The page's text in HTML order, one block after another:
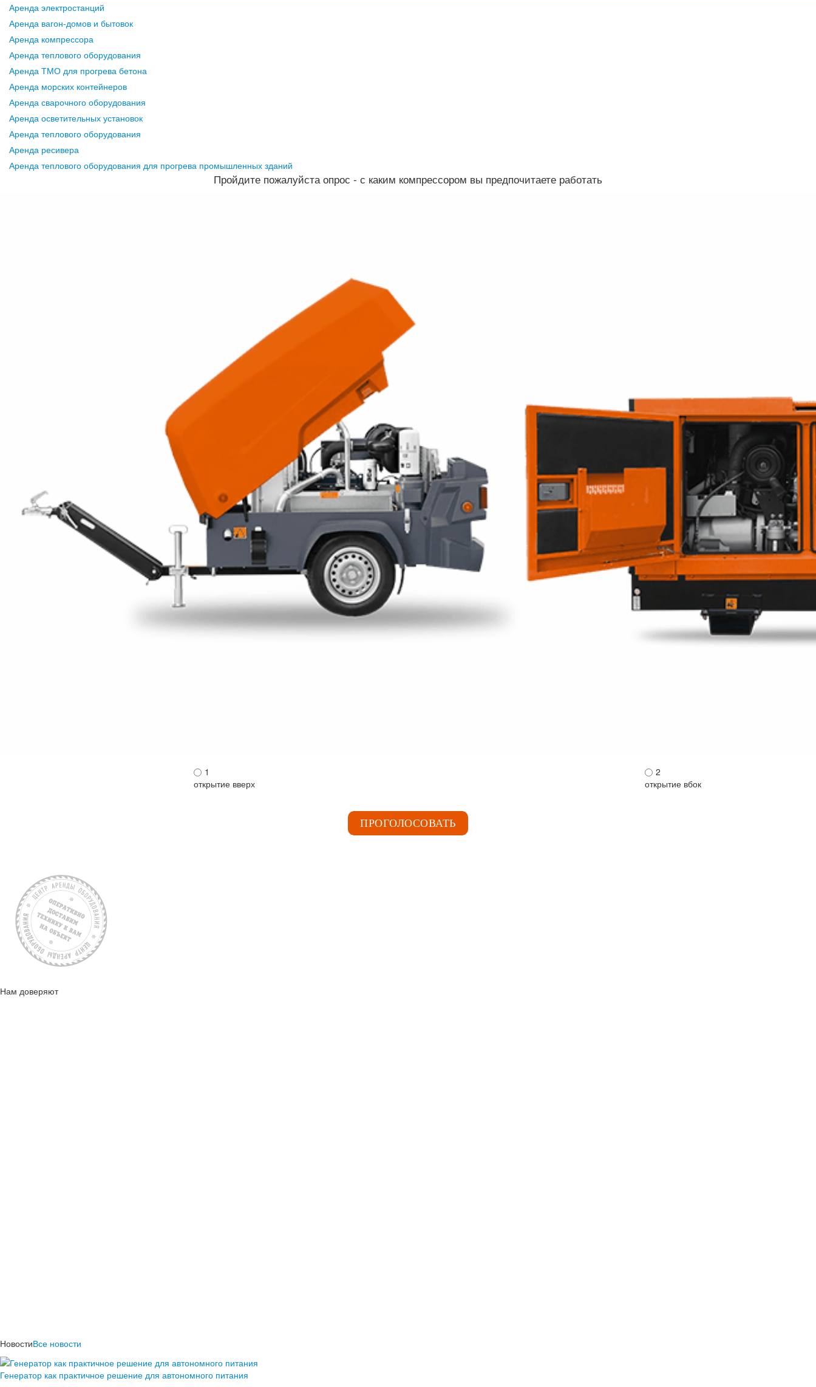
Аренда электростанций
Аренда вагон-домов и бытовок
Аренда компрессора
Аренда теплового оборудования
Аренда ТМО для прогрева бетона
Аренда морских контейнеров
Аренда сварочного оборудования
Аренда осветительных установок
Аренда теплового оборудования
Аренда ресивера
Аренда теплового оборудования для прогрева промышленных зданий
Пройдите пожалуйста опрос - с каким компрессором вы предпочитаете работать
1
открытие вверх
2
открытие вбок
ПРОГОЛОСОВАТЬ
Нам доверяют
НовостиВсе новости
Генератор как практичное решение для автономного питания